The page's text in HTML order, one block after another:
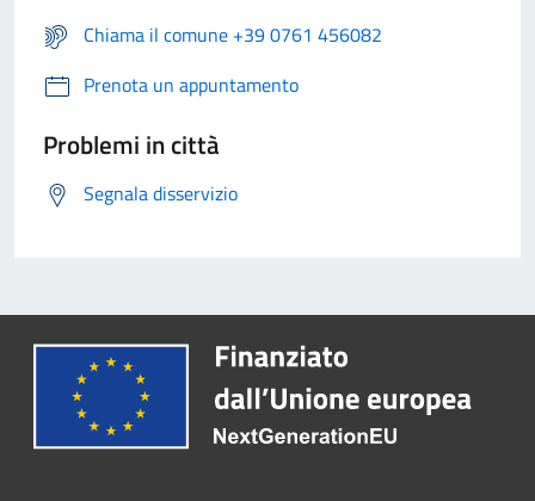
Chiama il comune +39 0761 456082
Prenota un appuntamento
Problemi in città
Segnala disservizio